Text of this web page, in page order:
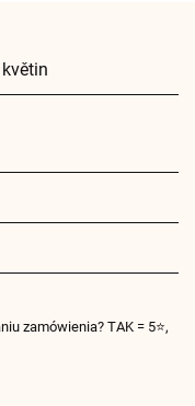
zamówienia? TAK = 5⭐,